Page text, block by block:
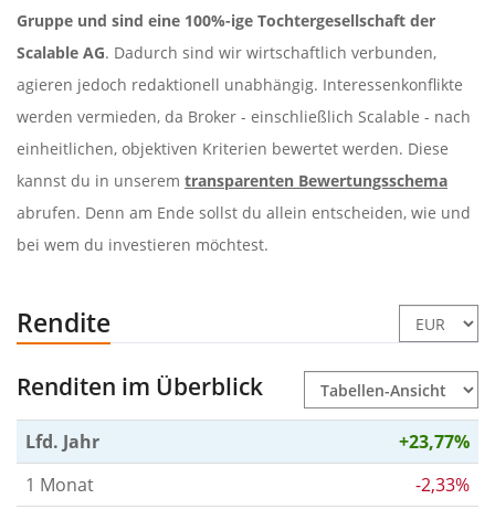
Gruppe und sind eine 100%-ige Tochtergesellschaft der
Scalable AG. Dadurch sind wir wirtschaftlich verbunden,
agieren jedoch redaktionell unabhängig. Interessenkonflikte
werden vermieden, da Broker - einschließlich Scalable - nach
einheitlichen, objektiven Kriterien bewertet werden. Diese
kannst du in unserem transparenten Bewertungsschema
abrufen. Denn am Ende sollst du allein entscheiden, wie und
bei wem du investieren möchtest.
Rendite
Renditen im Überblick
Lfd. Jahr
+23,77%
1 Monat
-2,33%